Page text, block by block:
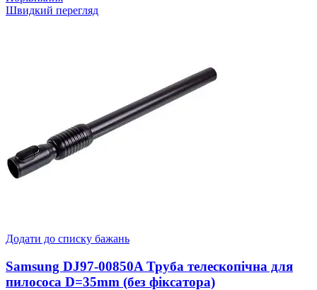
Швидкий перегляд
Додати до списку бажань
Samsung DJ97-00850A Труба телескопічна для
пилососа D=35mm (без фіксатора)